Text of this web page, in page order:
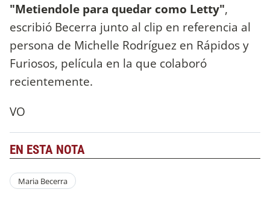
"Metiendole para quedar como Letty",
escribió Becerra junto al clip en referencia al
persona de Michelle Rodríguez en Rápidos y
Furiosos, película en la que colaboró
recientemente.
VO
EN ESTA NOTA
Maria Becerra